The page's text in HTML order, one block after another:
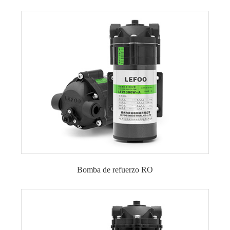
24VDC RO bomba de refuerzo
36VDC RO Bomba de refuerzo
115VAC RO bomba de refuerzo
Bomba de refuerzo RO